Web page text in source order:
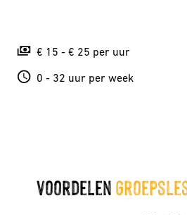
€ 15 - € 25 per uur
0 - 32 uur per week
voordelen